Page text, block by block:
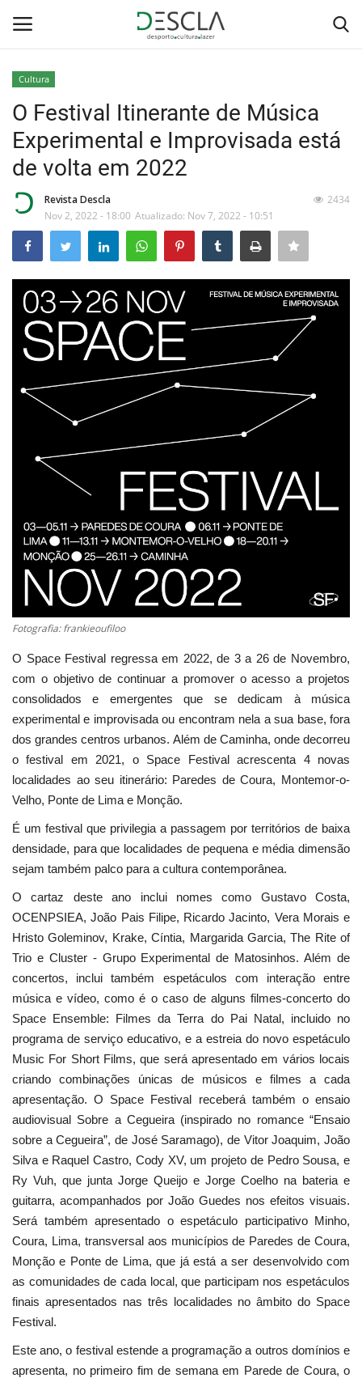
Home
Desporto
Sobre Nós
Educação
Estatuto Editorial
Ficha técnica
Lazer
Ambiente
Cultura
O Festival Itinerante de Música
Experimental e Improvisada está
de volta em 2022
Revista Descla
Nov 2, 2022 - 18:00 Atualizado: Nov 7, 2022 - 10:51
2434
Fotografia: frankieoufiloo
O Space Festival regressa em 2022, de 3 a 26 de Novembro,
com o objetivo de continuar a promover o acesso a projetos
consolidados e emergentes que se dedicam à música
experimental e improvisada ou encontram nela a sua base, fora
dos grandes centros urbanos. Além de Caminha, onde decorreu
o festival em 2021, o Space Festival acrescenta 4 novas
localidades ao seu itinerário: Paredes de Coura, Montemor-o-
Velho, Ponte de Lima e Monção.
É um festival que privilegia a passagem por territórios de baixa
densidade, para que localidades de pequena e média dimensão
sejam também palco para a cultura contemporânea.
O cartaz deste ano inclui nomes como Gustavo Costa,
OCENPSIEA, João Pais Filipe, Ricardo Jacinto, Vera Morais e
Hristo Goleminov, Krake, Cíntia, Margarida Garcia, The Rite of
Trio e Cluster - Grupo Experimental de Matosinhos. Além de
concertos, inclui também espetáculos com interação entre
música e vídeo, como é o caso de alguns filmes-concerto do
Space Ensemble: Filmes da Terra do Pai Natal, incluido no
programa de serviço educativo, e a estreia do novo espetáculo
Music For Short Films, que será apresentado em vários locais
criando combinações únicas de músicos e filmes a cada
apresentação. O Space Festival receberá também o ensaio
audiovisual Sobre a Cegueira (inspirado no romance “Ensaio
sobre a Cegueira”, de José Saramago), de Vitor Joaquim, João
Silva e Raquel Castro, Cody XV, um projeto de Pedro Sousa, e
Ry Vuh, que junta Jorge Queijo e Jorge Coelho na bateria e
guitarra, acompanhados por João Guedes nos efeitos visuais.
Será também apresentado o espetáculo participativo Minho,
Coura, Lima, transversal aos municípios de Paredes de Coura,
Monção e Ponte de Lima, que já está a ser desenvolvido com
as comunidades de cada local, que participam nos espetáculos
finais apresentados nas três localidades no âmbito do Space
Festival.
Este ano, o festival estende a programação a outros domínios e
apresenta, no primeiro fim de semana em Parede de Coura, o